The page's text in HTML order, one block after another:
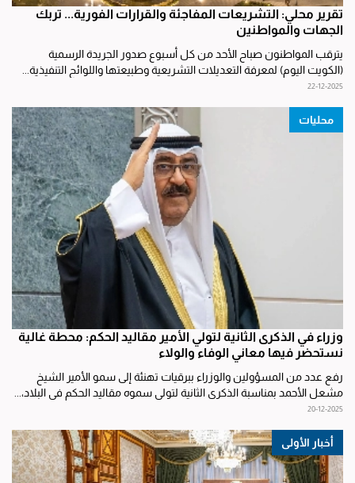
تقرير محلي: التشريعات المفاجئة والقرارات الفورية... تربك
الجهات والمواطنين
يترقب المواطنون صباح الأحد من كل أسبوع صدور الجريدة الرسمية
(الكويت اليوم) لمعرفة التعديلات التشريعية وطبيعتها واللوائح التنفيذية...
22-12-2025
محليات
وزراء في الذكرى الثانية لتولي الأمير مقاليد الحكم: محطة غالية
نستحضر فيها معاني الوفاء والولاء
رفع عدد من المسؤولين والوزراء ببرقيات تهنئة إلى سمو الأمير الشيخ
مشعل الأحمد بمناسبة الذكرى الثانية لتولي سموه مقاليد الحكم في البلاد،...
20-12-2025
أخبار الأولى